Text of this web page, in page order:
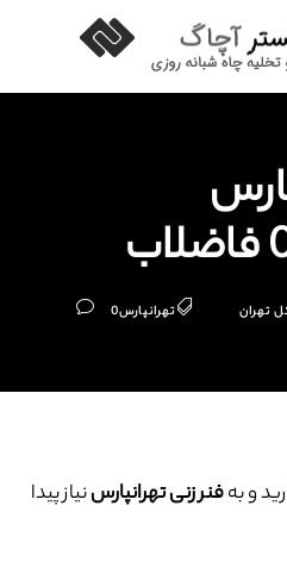
تهران تهرانپارس0
و بهفنر زنی تهرانپارسنیاز پیدا